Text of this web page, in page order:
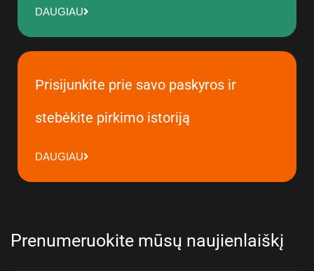
DAUGIAU
Prisijunkite prie savo paskyros ir
stebėkite pirkimo istoriją
DAUGIAU
Prenumeruokite mūsų naujienlaiškį